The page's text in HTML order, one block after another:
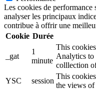
Les cookies de performance
analyser les principaux
contribue à offrir une
Cookie Durée
_gat
1
minute
This
Analytics to
colllection
YSC
session
This
the views of